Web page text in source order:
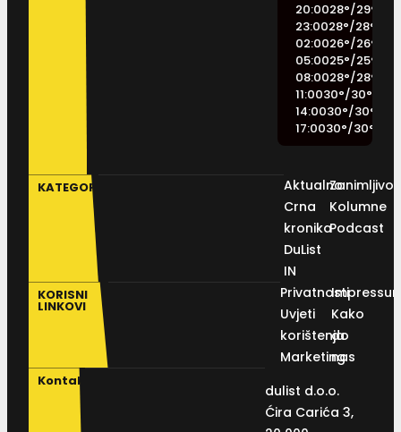
20:0028°/29°
23:0028°/28°
02:0026°/26°
05:0025°/25°
08:0028°/28°
11:0030°/30°
14:0030°/30°
17:0030°/30°
KATEGORIJE
Aktualno
Crna
kronika
DuList
IN
Kolumne
Podcast
KORISNI
LINKOVI
Privatnosti
Uvjeti
korištenja
Marketing
Kako
do
nas
Kontakt
dulist d.o.o.
Ćira Carića 3,